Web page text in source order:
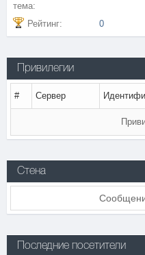
тема:
Рейтинг: 0
Привилегии
# Сервер
Стена
Последние посетители